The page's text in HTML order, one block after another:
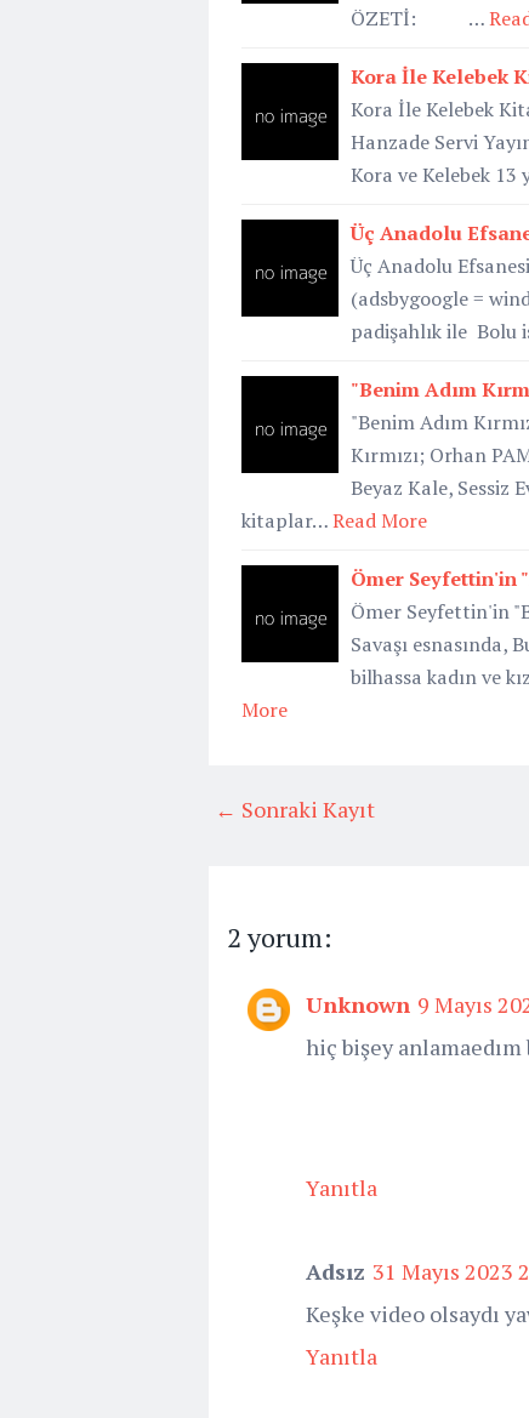
ÖZETİ: …
Kora İle Kelebek
Kora İle Kelebek
Hanzade Servi
Kora ve Kelebek
Üç Anadolu
Üç Anadolu
(adsbygoogle =
padişahlık ile Bolu
"Benim Adım
"Benim Adım
Kırmızı; Orhan
Beyaz Kale, Sessiz
kitaplar…Read More
Ömer Seyfettin'in
Ömer Seyfettin'in
Savaşı
bilhassa kadın ve
More
← Sonraki Kayıt
2 yorum:
Unknown 9 Mayıs
hiç bişey anlamaedım
Yanıtla
Adsız 31 Mayıs 2023
Keşke video olsaydı
Yanıtla